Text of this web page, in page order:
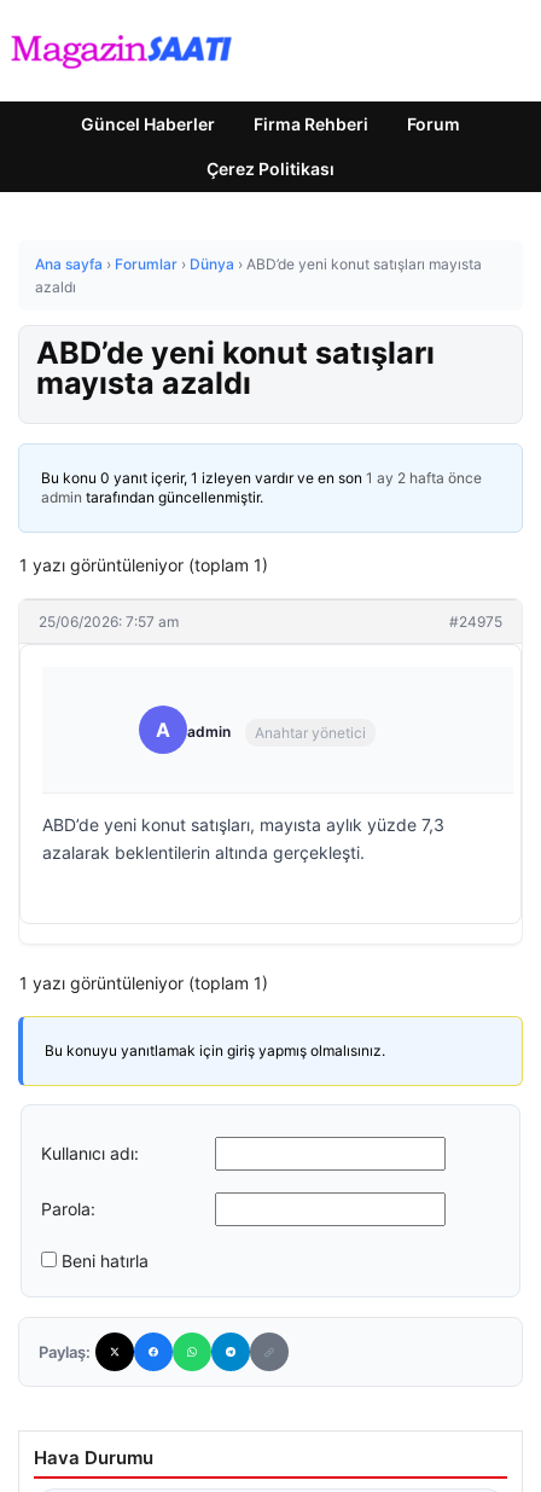
Güncel Haberler Firma Rehberi Forum
Çerez Politikası
Ana sayfa › Forumlar › Dünya › ABD’de yeni konut satışları mayısta
azaldı
ABD’de yeni konut satışları
mayısta azaldı
Bu konu 0 yanıt içerir, 1 izleyen vardır ve en son 1 ay 2 hafta önce
admin tarafından güncellenmiştir.
1 yazı görüntüleniyor (toplam 1)
25/06/2026: 7:57 am #24975
A admin Anahtar yönetici
ABD’de yeni konut satışları, mayısta aylık yüzde 7,3
azalarak beklentilerin altında gerçekleşti.
1 yazı görüntüleniyor (toplam 1)
Bu konuyu yanıtlamak için giriş yapmış olmalısınız.
Kullanıcı adı:
Parola:
Beni hatırla
Paylaş:
Hava Durumu